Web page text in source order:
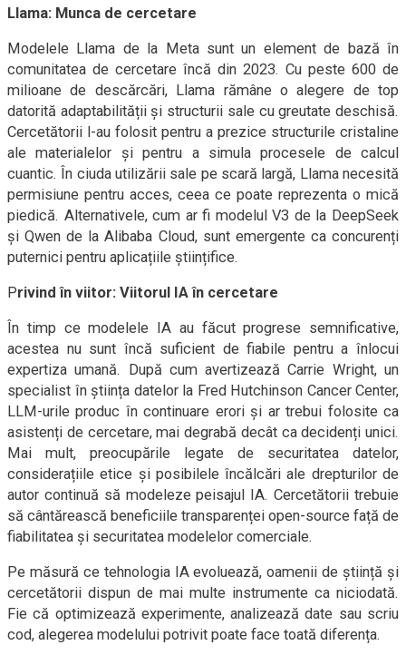
Llama: Munca de cercetare
Modelele Llama de la Meta sunt un element de bază în
comunitatea de cercetare încă din 2023. Cu peste 600 de
milioane de descărcări, Llama rămâne o alegere de top
datorită adaptabilității și structurii sale cu greutate deschisă.
Cercetătorii l-au folosit pentru a prezice structurile cristaline
ale materialelor și pentru a simula procesele de calcul
cuantic. În ciuda utilizării sale pe scară largă, Llama necesită
permisiune pentru acces, ceea ce poate reprezenta o mică
piedică. Alternativele, cum ar fi modelul V3 de la DeepSeek
și Qwen de la Alibaba Cloud, sunt emergente ca concurenți
puternici pentru aplicațiile științifice.
Privind în viitor: Viitorul IA în cercetare
În timp ce modelele IA au făcut progrese semnificative,
acestea nu sunt încă suficient de fiabile pentru a înlocui
expertiza umană. După cum avertizează Carrie Wright, un
specialist în știința datelor la Fred Hutchinson Cancer Center,
LLM-urile produc în continuare erori și ar trebui folosite ca
asistenți de cercetare, mai degrabă decât ca decidenți unici.
Mai mult, preocupările legate de securitatea datelor,
considerațiile etice și posibilele încălcări ale drepturilor de
autor continuă să modeleze peisajul IA. Cercetătorii trebuie
să cântărească beneficiile transparenței open-source față de
fiabilitatea și securitatea modelelor comerciale.
Pe măsură ce tehnologia IA evoluează, oamenii de știință și
cercetătorii dispun de mai multe instrumente ca niciodată.
Fie că optimizează experimente, analizează date sau scriu
cod, alegerea modelului potrivit poate face toată diferența.